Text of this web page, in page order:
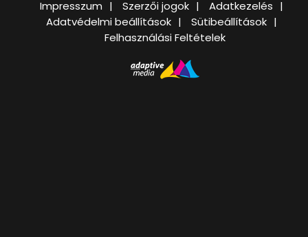
Impresszum
Szerzői jogok
Adatkezelés
Adatvédelmi beállítások
Sütibeállítások
Felhasználási Feltételek